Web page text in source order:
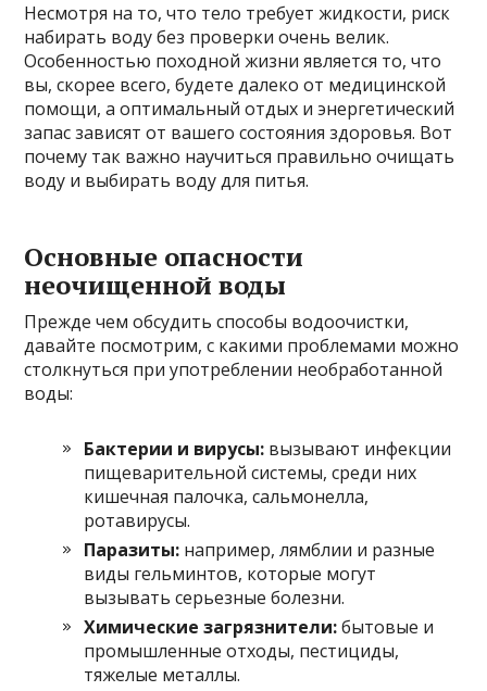
Несмотря на то, что тело требует жидкости, риск
набирать воду без проверки очень велик.
Особенностью походной жизни является то, что
вы, скорее всего, будете далеко от медицинской
помощи, а оптимальный отдых и энергетический
запас зависят от вашего состояния здоровья. Вот
почему так важно научиться правильно очищать
воду и выбирать воду для питья.
Основные опасности
неочищенной воды
Прежде чем обсудить способы водоочистки,
давайте посмотрим, с какими проблемами можно
столкнуться при употреблении необработанной
воды:
Бактерии и вирусы: вызывают инфекции
пищеварительной системы, среди них
кишечная палочка, сальмонелла,
ротавирусы.
Паразиты: например, лямблии и разные
виды гельминтов, которые могут
вызывать серьезные болезни.
Химические загрязнители:бытовые и
промышленные отходы, пестициды,
тяжелые металлы.